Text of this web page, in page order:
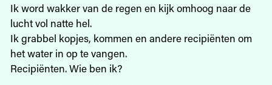
Ik word wakker van de regen en kijk omhoog naar de
lucht vol natte hel.
Ik grabbel kopjes, kommen en andere recipiënten om
het water in op te vangen.
Recipiënten. Wie ben ik?